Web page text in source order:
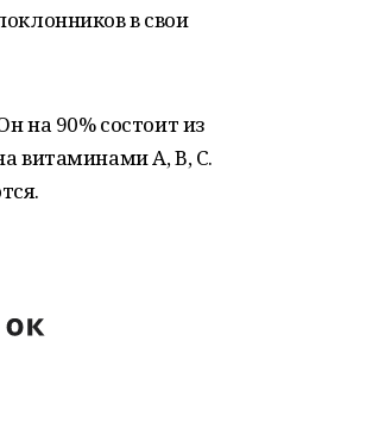
в свои
на 90% состоит из
витаминами А, В, С.